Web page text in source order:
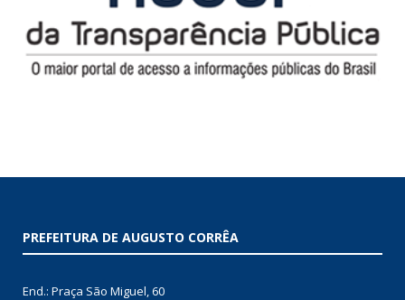
PREFEITURA DE AUGUSTO CORRÊA
End.: Praça São Miguel, 60